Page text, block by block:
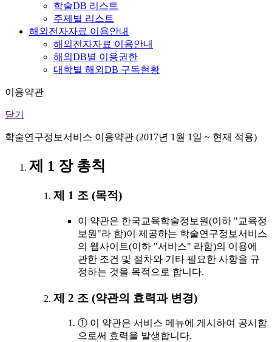
학술DB 리스트
주제별 리스트
해외전자자료 이용안내
해외전자자료 이용안내
해외DB별 이용권한
대학별 해외DB 구독현황
이용약관
닫기
학술연구정보서비스 이용약관 (2017년 1월 1일 ~ 현재 적용)
제 1 장 총칙
제 1 조 (목적)
이 약관은 한국교육학술정보원(이하 "교육정
보원"라 함)이 제공하는 학술연구정보서비스
의 웹사이트(이하 "서비스" 라함)의 이용에
관한 조건 및 절차와 기타 필요한 사항을 규
정하는 것을 목적으로 합니다.
제 2 조 (약관의 효력과 변경)
① 이 약관은 서비스 메뉴에 게시하여 공시함
으로써 효력을 발생합니다.